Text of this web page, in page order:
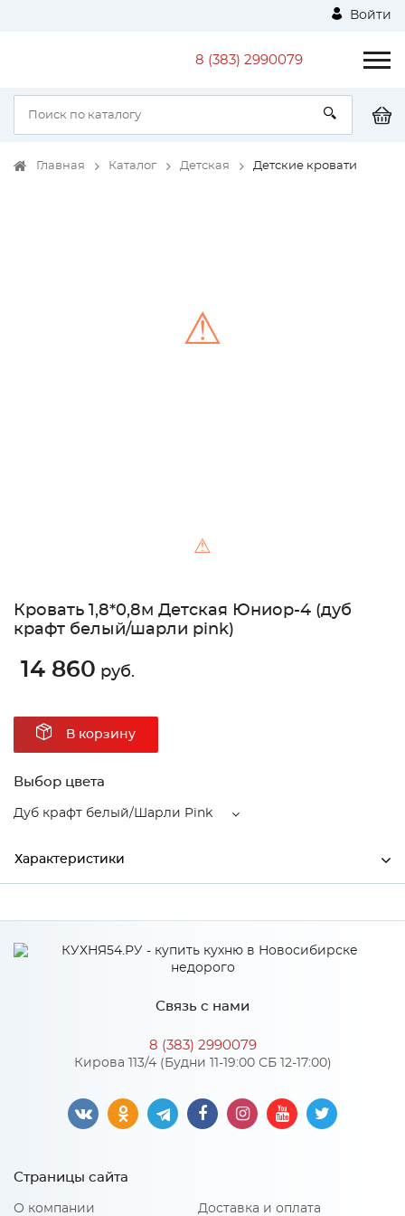
Войти
8 (383) 2990079
Главная Каталог Детская Детские кровати
⚠
⚠
Кровать 1,8*0,8м Детская Юниор-4 (дуб
крафт белый/шарли pink)
14 860 руб.
В корзину
Выбор цвета
Дуб крафт белый/Шарли Pink
Характеристики
Дуб крафт белый/Шарли
Pink
ЛДСП
Материал 2: МДФ
Количество упаковок: 4
Связь с нами
8 (383) 2990079
Кирова 113/4 (Будни 11-19:00 СБ 12-17:00)
Страницы сайта
О компании Доставка и оплата